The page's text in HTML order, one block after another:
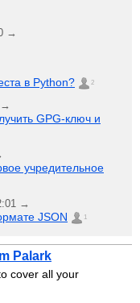
→
в Python? 2
→
GPG-ключ и
учредительное
→
JSON 1
Palark
cover all your